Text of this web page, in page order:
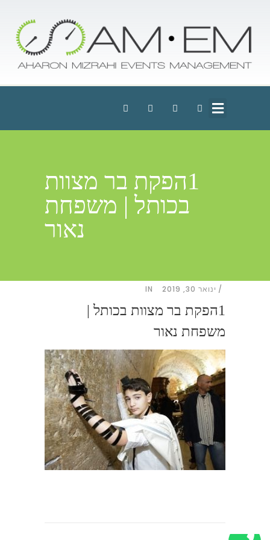
1הפקת בר מצוות
בכותל | משפחת
נאור
ינואר 30, 2019 IN
1הפקת בר מצוות בכותל |
משפחת נאור